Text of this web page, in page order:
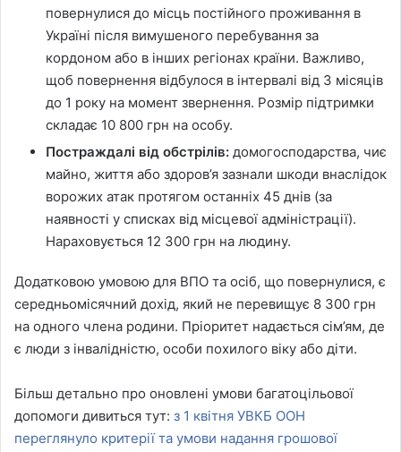
повернулися до місць постійного проживання в
Україні після вимушеного перебування за
кордоном або в інших регіонах країни. Важливо,
щоб повернення відбулося в інтервалі від 3 місяців
до 1 року на момент звернення. Розмір підтримки
складає 10 800 грн на особу.
Постраждалі від обстрілів: домогосподарства, чиє
майно, життя або здоров’я зазнали шкоди внаслідок
ворожих атак протягом останніх 45 днів (за
наявності у списках від місцевої адміністрації).
Нараховується 12 300 грн на людину.
Додатковою умовою для ВПО та осіб, що повернулися, є
середньомісячний дохід, який не перевищує 8 300 грн
на одного члена родини. Пріоритет надається сім’ям, де
є люди з інвалідністю, особи похилого віку або діти.
Більш детально про оновлені умови багатоцільової
допомоги дивиться тут: з 1 квітня УВКБ ООН
переглянуло критерії та умови надання грошової